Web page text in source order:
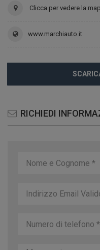
Clicca per vedere la
www.marchiauto.it
RICHIEDI